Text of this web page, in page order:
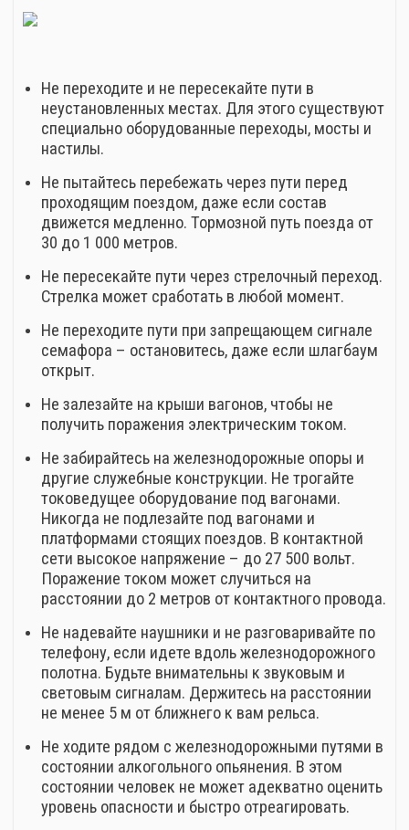
Не переходите и не пересекайте пути в
неустановленных местах. Для этого существуют
специально оборудованные переходы, мосты и
настилы.
Не пытайтесь перебежать через пути перед
проходящим поездом, даже если состав
движется медленно. Тормозной путь поезда от
30 до 1 000 метров.
Не пересекайте пути через стрелочный переход.
Стрелка может сработать в любой момент.
Не переходите пути при запрещающем сигнале
семафора – остановитесь, даже если шлагбаум
открыт.
Не залезайте на крыши вагонов, чтобы не
получить поражения электрическим током.
Не забирайтесь на железнодорожные опоры и
другие служебные конструкции. Не трогайте
токоведущее оборудование под вагонами.
Никогда не подлезайте под вагонами и
платформами стоящих поездов. В контактной
сети высокое напряжение – до 27 500 вольт.
Поражение током может случиться на
расстоянии до 2 метров от контактного провода.
Не надевайте наушники и не разговаривайте по
телефону, если идете вдоль железнодорожного
полотна. Будьте внимательны к звуковым и
световым сигналам. Держитесь на расстоянии
не менее 5 м от ближнего к вам рельса.
Не ходите рядом с железнодорожными путями в
состоянии алкогольного опьянения. В этом
состоянии человек не может адекватно оценить
уровень опасности и быстро отреагировать.